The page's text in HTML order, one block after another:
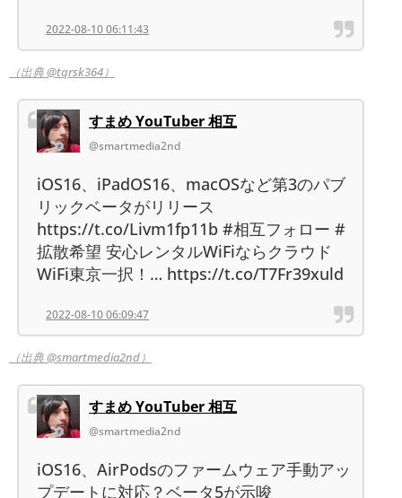
2022-08-10 06:11:43
（出典 @tqrsk364）
すまめ YouTuber 相互
@smartmedia2nd
iOS16、iPadOS16、macOSなど第3のパブ
リックベータがリリース
https://t.co/Livm1fp11b #相互フォロー #
拡散希望 安心レンタルWiFiならクラウド
WiFi東京一択！… https://t.co/T7Fr39xuld
2022-08-10 06:09:47
（出典 @smartmedia2nd）
すまめ YouTuber 相互
@smartmedia2nd
iOS16、AirPodsのファームウェア手動アッ
プデートに対応？ベータ5が示唆